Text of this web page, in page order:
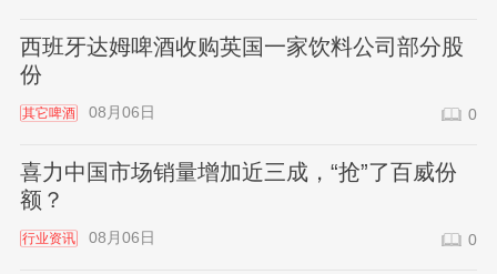
西班牙达姆啤酒收购英国一家饮料公司部分股
份
其它啤酒 08月06日 0
喜力中国市场销量增加近三成，“抢”了百威份
额？
行业资讯 08月06日 0